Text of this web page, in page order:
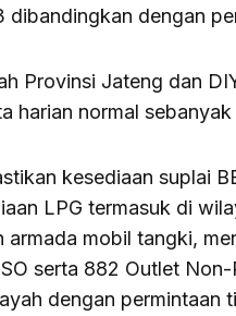
dibandingkan dengan
Provinsi Jateng dan
harian normal
kesediaan suplai
LPG termasuk di
armada mobil tangki,
serta 882 Outlet
dengan permintaan